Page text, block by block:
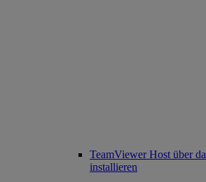
TeamViewer Host über
installieren